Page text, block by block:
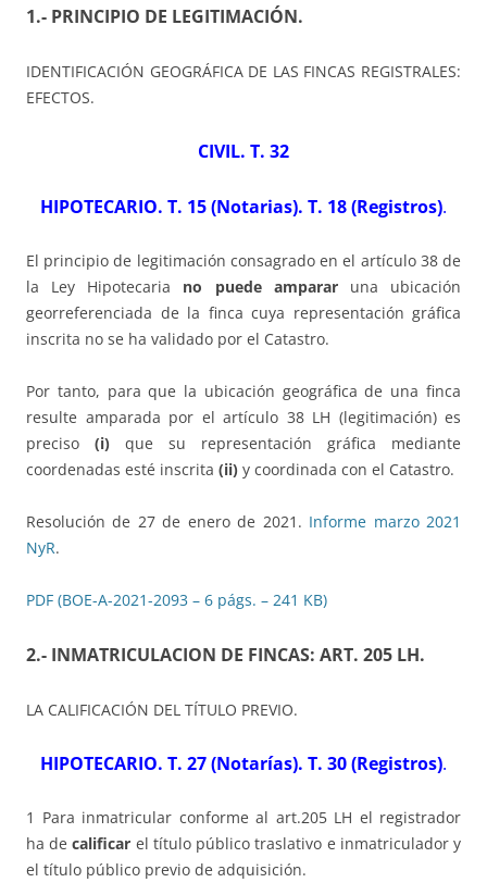
1.- PRINCIPIO DE LEGITIMACIÓN.
IDENTIFICACIÓN GEOGRÁFICA DE LAS FINCAS REGISTRALES:
EFECTOS.
CIVIL. T. 32
HIPOTECARIO. T. 15 (Notarias). T. 18 (Registros).
El principio de legitimación consagrado en el artículo 38 de
la Ley Hipotecaria no puede ampararuna ubicación
georreferenciada de la finca cuya representación gráfica
inscrita no se ha validado por el Catastro.
Por tanto, para que la ubicación geográfica de una finca
resulte amparada por el artículo 38 LH (legitimación) es
preciso (i) que su representación gráfica mediante
coordenadas esté inscrita (ii) y coordinada con el Catastro.
Resolución de 27 de enero de 2021. Informe marzo 2021
NyR.
PDF (BOE-A-2021-2093 – 6 págs. – 241 KB)
2.- INMATRICULACION DE FINCAS: ART. 205 LH.
LA CALIFICACIÓN DEL TÍTULO PREVIO.
HIPOTECARIO. T. 27 (Notarías). T. 30 (Registros).
1 Para inmatricular conforme al art.205 LH el registrador
ha decalificar el título público traslativo e inmatriculador y
el título público previo de adquisición.